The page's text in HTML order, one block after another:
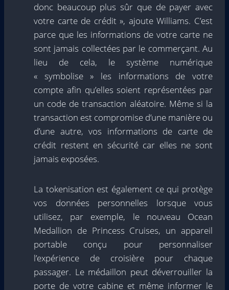
donc beaucoup plus sûr que de payer avec
votre carte de crédit », ajoute Williams. C’est
parce que les informations de votre carte ne
sont jamais collectées par le commerçant. Au
lieu de cela, le système numérique
« symbolise » les informations de votre
compte afin qu’elles soient représentées par
un code de transaction aléatoire. Même si la
transaction est compromise d’une manière ou
d’une autre, vos informations de carte de
crédit restent en sécurité car elles ne sont
jamais exposées.
La tokenisation est également ce qui protège
vos données personnelles lorsque vous
utilisez, par exemple, le nouveau Ocean
Medallion de Princess Cruises, un appareil
portable conçu pour personnaliser
l’expérience de croisière pour chaque
passager. Le médaillon peut déverrouiller la
porte de votre cabine et même informer le